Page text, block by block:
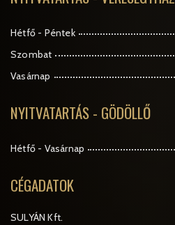
Hétfő - Péntek
Szombat
Vasárnap
NYITVATARTÁS - GÖDÖLLŐ
Hétfő - Vasárnap
CÉGADATOK
SULYÁN Kft.